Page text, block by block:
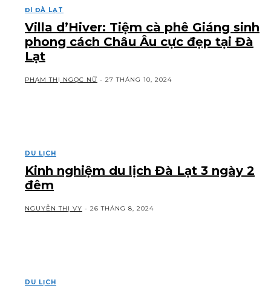
ĐI ĐÀ LẠT
Villa d’Hiver: Tiệm cà phê Giáng sinh
phong cách Châu Âu cực đẹp tại Đà
Lạt
PHẠM THỊ NGỌC NỮ - 27 THÁNG 10, 2024
DU LỊCH
Kinh nghiệm du lịch Đà Lạt 3 ngày 2
đêm
NGUYỄN THỊ VY - 26 THÁNG 8, 2024
DU LỊCH